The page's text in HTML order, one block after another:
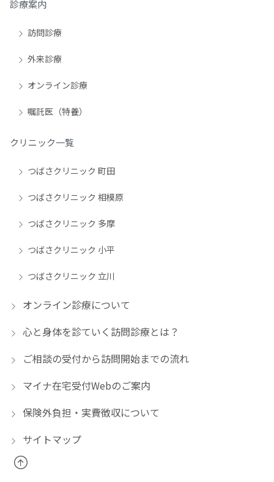
診療案内
訪問診療
外来診療
オンライン診療
嘱託医（特養）
クリニック一覧
つばさクリニック 町田
つばさクリニック 相模原
つばさクリニック 多摩
つばさクリニック 小平
つばさクリニック 立川
オンライン診療について
心と身体を診ていく訪問診療とは？
ご相談の受付から訪問開始までの流れ
マイナ在宅受付Webのご案内
保険外負担・実費徴収について
サイトマップ